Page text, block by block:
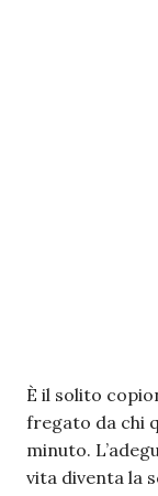
È il solito
fregato da chi
minuto.
vita diventa la